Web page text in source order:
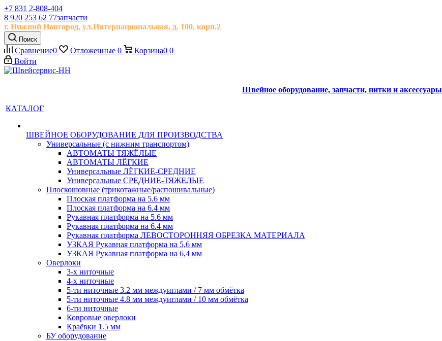
+7 831 2-808-404
8 920 253 62 77запчасти
г. Нижний Новгород, ул.Интернациональная, д. 100, корп.2
Поиск
Сравнение0 Отложенные 0 Корзина0 0
Войти
Швейное оборудование, запчасти, нитки и аксессуары
КАТАЛОГ
ШВЕЙНОЕ ОБОРУДОВАНИЕ ДЛЯ ПРОИЗВОДСТВА
Универсальные (с нижним транспортом)
АВТОМАТЫ ТЯЖЁЛЫЕ
АВТОМАТЫ ЛЁГКИЕ
Универсальные ЛЁГКИЕ-СРЕДНИЕ
Универсальные СРЕДНИЕ-ТЯЖЕЛЫЕ
Плоскошовные (трикотажные/распошивальные)
Плоская платформа на 5.6 мм
Плоская платформа на 6.4 мм
Рукавная платформа на 5.6 мм
Рукавная платформа на 6.4 мм
Рукавная платформа ЛЕВОСТОРОННЯЯ ОБРЕЗКА МАТЕРИАЛА
УЗКАЯ Рукавная платформа на 5,6 мм
УЗКАЯ Рукавная платформа на 6,4 мм
Оверлоки
3-х ниточные
4-х ниточные
5-ти ниточные 3.2 мм междуиглами / 7 мм обмётка
5-ти ниточные 4.8 мм междуиглами / 10 мм обмётка
6-ти ниточные
Ковровые оверлоки
Краёвки 1.5 мм
БУ оборудование